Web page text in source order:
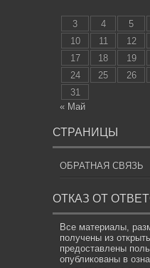
3
4 5
10
11 12
17
18 19
24
25 26
31
« Май
СТРАНИЦЫ
ОБРАТНАЯ СВЯЗЬ
ОТКАЗ ОТ
Все материалы,
получены из
предоставлены
опубликованы в